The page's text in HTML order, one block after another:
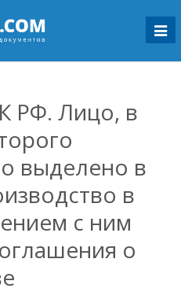
РФ. Лицо, в
выделено в
в
с ним
о